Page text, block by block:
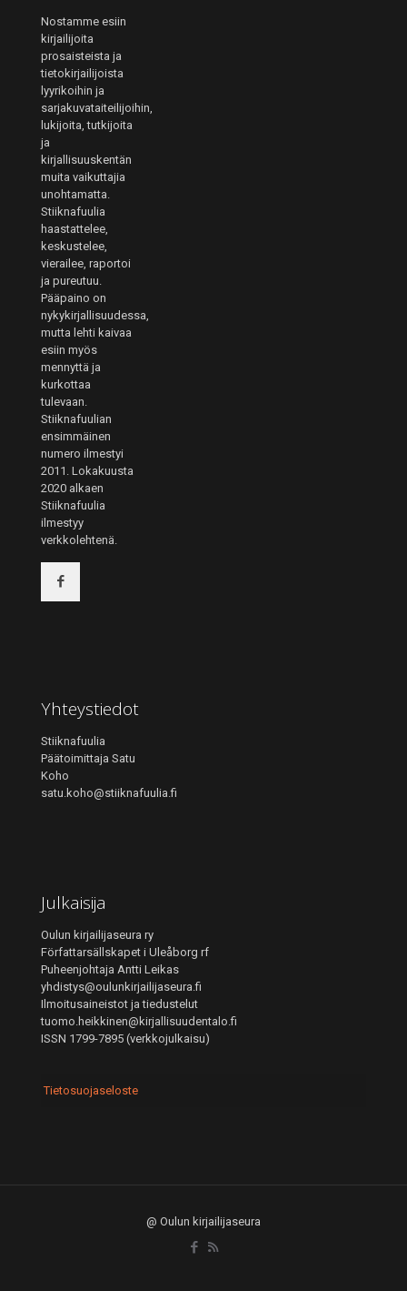
Nostamme esiin
kirjailijoita
prosaisteista ja
tietokirjailijoista
lyyrikoihin ja
sarjakuvataiteilijoihin,
lukijoita, tutkijoita
ja
kirjallisuuskentän
muita vaikuttajia
unohtamatta.
Stiiknafuulia
haastattelee,
keskustelee,
vierailee, raportoi
ja pureutuu.
Pääpaino on
nykykirjallisuudessa,
mutta lehti kaivaa
esiin myös
mennyttä ja
kurkottaa
tulevaan.
Stiiknafuulian
ensimmäinen
numero ilmestyi
2011. Lokakuusta
2020 alkaen
Stiiknafuulia
ilmestyy
verkkolehtenä.
Yhteystiedot
Stiiknafuulia
Päätoimittaja Satu
Koho
satu.koho@stiiknafuulia.fi
Julkaisija
Oulun kirjailijaseura ry
Författarsällskapet i Uleåborg rf
Puheenjohtaja Antti Leikas
yhdistys@oulunkirjailijaseura.fi
Ilmoitusaineistot ja tiedustelut
tuomo.heikkinen@kirjallisuudentalo.fi
ISSN 1799-7895 (verkkojulkaisu)
Tietosuojaseloste
@ Oulun kirjailijaseura